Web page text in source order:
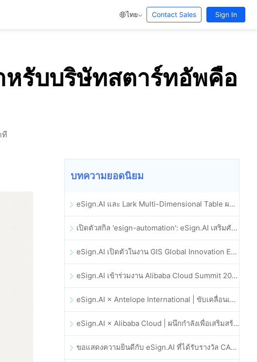
ไทย Contact Sales Sign In
หรับบริษัทสตาร์ทอัพคือ
ที
บทความยอดนิยม
eSign.AI และ Lark Multi-Dimensional Table ผสานรวมกันอย่างเป็นทางการ: การลงนามและการเก็บถาวรสัญญาอิเล็กทรอนิกส์แบบอัตโนมัติเต็มรูปแบบ
เปิดตัวสกิล 'esign-automation': eSign.AI เสริมศักยภาพให้ OpenClaw ด้วยลายเซ็นอิเล็กทรอนิกส์อัตโนมัติ
eSign.AI เปิดตัวในงาน GIS Global Innovation Exhibition 2025
eSign.AI เข้าร่วมงาน Alibaba Cloud Summit 2025 ที่ฮ่องกง เพื่อขับเคลื่อนนวัตกรรมคลาวด์ที่ขับเคลื่อนด้วย AI และความเชื่อมั่นทางดิจิทัล
eSign.AI × Antelope International | ขับเคลื่อนเวิร์กโฟลดิจิทัลที่ปลอดภัยและขับเคลื่อนด้วย AI
eSign.AI × Alibaba Cloud | ผนึกกำลังเพื่อเสริมสร้างความเชื่อมั่นดิจิทัลระดับโลกสำหรับฟินเทค
ขอแสดงความยินดีกับ eSign.AI ที่ได้รับรางวัล CAHK STAR Award 2025